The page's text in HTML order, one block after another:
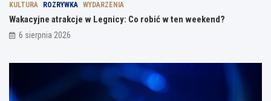
KULTURA ROZRYWKA WYDARZENIA
Wakacyjne atrakcje w Legnicy: Co robić w ten weekend?
6 sierpnia 2026